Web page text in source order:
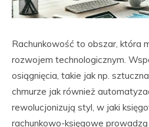
Rachunkowość to obszar, która
rozwojem technologicznym.
osiągnięcia, takie jak np.
chmurze jak również
rewolucjonizują styl, w jaki
rachunkowo-księgowe prowadzą